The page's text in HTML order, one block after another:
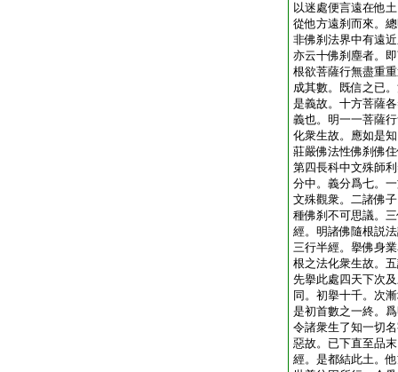
以迷處便言遠在他
從他方遠刹而來。
非佛刹法界中有遠
亦云十佛刹塵者。
根欲菩薩行無盡重
成其數。既信之已
是義故。十方菩薩
義也。明一一菩薩
化衆生故。應如是
莊嚴佛法性佛刹佛
第四長科中文殊師
分中。義分爲七。
文殊觀衆。二諸佛
種佛刹不可思議。
經。明諸佛隨根説
三行半經。擧佛身
根之法化衆生故。
先擧此處四天下次
同。初擧十千。次
是初首數之一終。
令諸衆生了知一切
惡故。已下直至品
經。是都結此土。